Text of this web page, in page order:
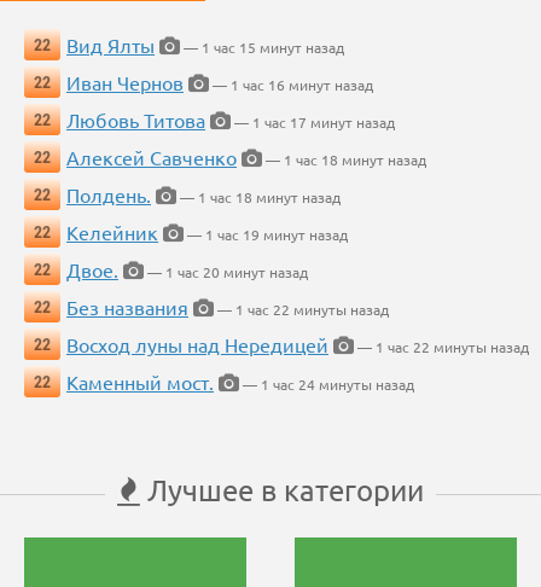
22 Вид Ялты
— 1 час 15 минут назад
22
Иван Чернов
— 1 час 16 минут назад
22
Любовь Титова
— 1 час 17 минут назад
22
Алексей Савченко
— 1 час 18 минут назад
22
Полдень.
— 1 час 18 минут назад
22
Келейник
— 1 час 19 минут назад
22
Двое.
— 1 час 20 минут назад
22
Без названия
— 1 час 22 минуты назад
22
Восход луны над Нередицей
— 1 час 22 минуты назад
22
Каменный мост. — 1 час 24 минуты назад
Лучшее в категории